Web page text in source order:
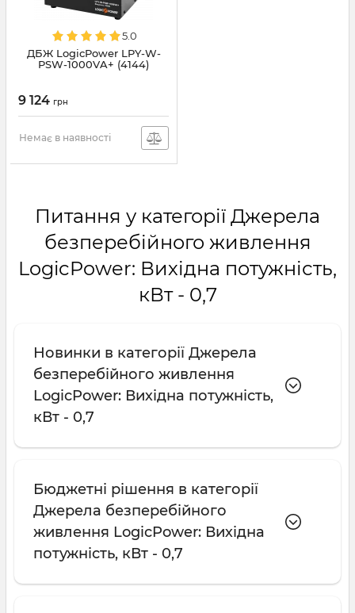
5.0
ДБЖ LogicPower LPY-W-
PSW-1000VA+ (4144)
9 124 грн
Немає в наявності
Питання у категорії Джерела
безперебійного живлення
LogicPower: Вихідна потужність,
кВт - 0,7
Новинки в категорії Джерела
безперебійного живлення
LogicPower: Вихідна потужність,
кВт - 0,7
Бюджетні рішення в категорії
Джерела безперебійного
живлення LogicPower: Вихідна
потужність, кВт - 0,7